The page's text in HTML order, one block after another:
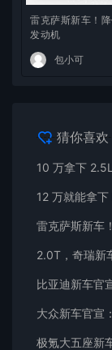
雷克萨斯新车！
发动机
包小可
猜你喜欢
雷克萨斯新车
2.0T，奇瑞新